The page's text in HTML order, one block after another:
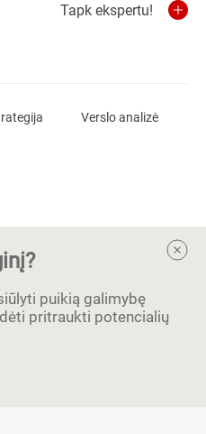
Tapk ekspertu!
Verslo analizė
puikią galimybę
pritraukti potencialių